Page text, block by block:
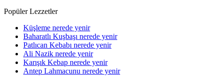
Popüler Lezzetler
Küşleme nerede yenir
Baharatlı Kuşbaşı nerede yenir
Patlıcan Kebabı nerede yenir
Ali Nazik nerede yenir
Karışık Kebap nerede yenir
Antep Lahmacunu nerede yenir